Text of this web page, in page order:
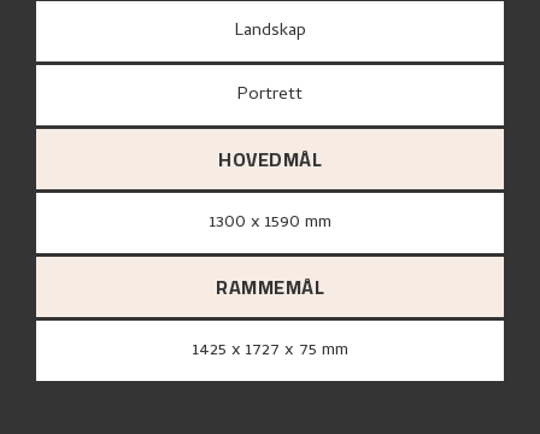
Landskap
Portrett
HOVEDMÅL
1300 x 1590 mm
RAMMEMÅL
1425 x 1727 x 75 mm